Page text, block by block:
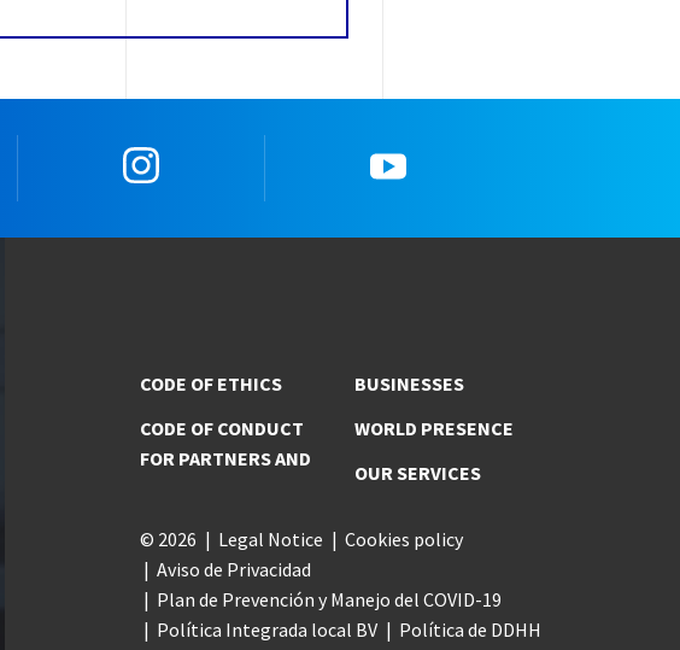
CODE OF ETHICS
CODE OF CONDUCT
FOR PARTNERS AND
BUSINESSES
WORLD PRESENCE
OUR SERVICES
© 2026 Legal Notice
Cookies policy
Aviso de Privacidad
Plan de Prevención y Manejo del COVID-19
Política Integrada local BV
Política de DDHH